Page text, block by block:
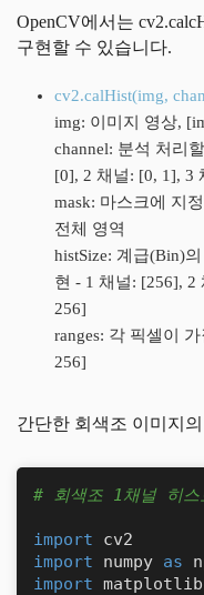
OpenCV에서는
구현할 수 있습니다.
cv2.calHist(img,
img: 이미지 영상,
channel: 분석 처리
[0], 2 채널: [0, 1], 3
mask: 마스크에 지
전체 영역
histSize: 계급(Bin)
현 - 1 채널: [256], 2
256]
ranges: 각 픽셀이
256]
간단한 회색조 이미지
# 회색조 1채널 히
import
import numpy as
import